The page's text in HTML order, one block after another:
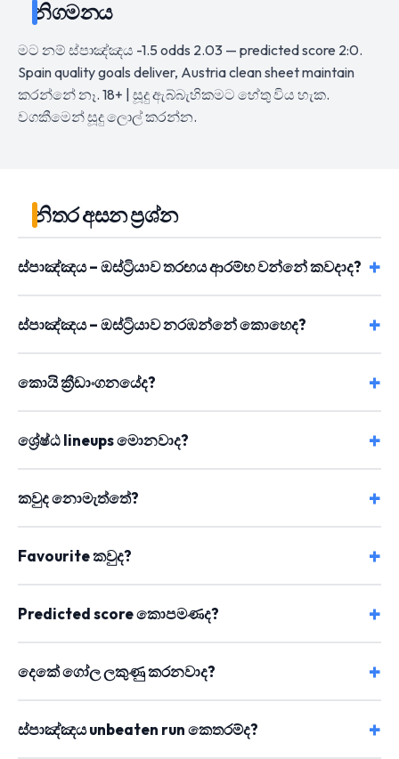
නිගමනය
මට නම් ස්පාඤ්ඤය -1.5 odds 2.03 — predicted score 2:0.
Spain quality goals deliver, Austria clean sheet maintain
කරන්නේ නෑ. 18+ | සූදු ඇබ්බැහිකමට හේතු විය හැක.
වගකීමෙන් සූදු ලොල් කරන්න.
නිතර අසන ප්‍රශ්න
ස්පාඤ්ඤය – ඔස්ට්‍රියාව තරඟය ආරම්භ වන්නේ කවදාද?
ස්පාඤ්ඤය – ඔස්ට්‍රියාව නරඹන්නේ කොහෙද?
කොයි ක්‍රීඩාංගනයේද?
ශ්‍රේෂ්ඨ lineups මොනවාද?
කවුද නොමැත්තේ?
Favourite කවුද?
Predicted score කොපමණද?
දෙකේ ගෝල ලකුණු කරනවාද?
ස්පාඤ්ඤය unbeaten run කෙතරම්ද?